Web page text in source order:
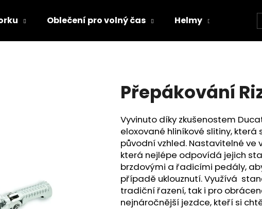
Oblečení pro volný čas Helmy
Přepákování
Vyvinuto díky zkušenostem
eloxované hliníkové slitiny,
původní vzhled. Nastavitelné ve
která nejlépe odpovídá jejich
brzdovými a řadicími pedály,
případě uklouznutí. Využívá
tradiční řazení, tak i pro
nejnáročnější jezdce, kteří si
HLEDAT